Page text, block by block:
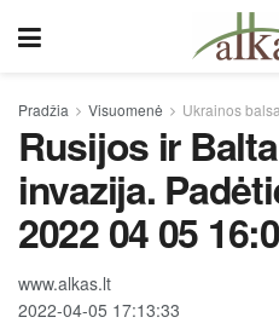
Pradžia Visuomenė Ukrainos
Rusijos ir
invazija.
2022 04 05
www.alkas.lt
2022-04-05 17:13:33